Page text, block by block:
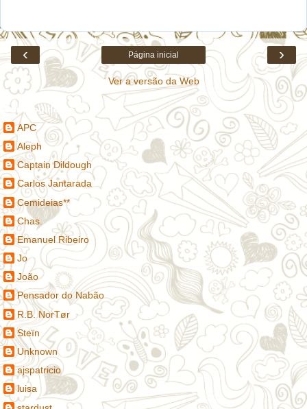
‹ ›
Página inicial
Ver a versão da Web
Contribuidores
APC
Aleph
Captain Dildough
Carlos Jantarada
Cemideias**
Chas.
Emanuel Ribeiro
Jo
João
Pensador do Nabão
R.B. NorTør
Steïn
Unknown
ajspatricio
luisa